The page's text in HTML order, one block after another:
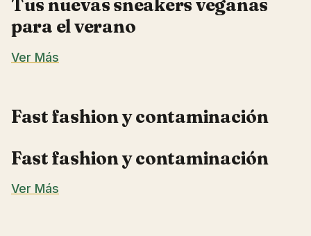
Tus nuevas sneakers veganas
para el verano
Ver Más
Fast fashion y contaminación
Fast fashion y contaminación
Ver Más